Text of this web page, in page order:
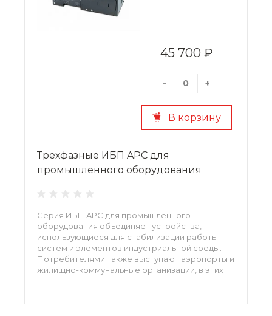
45 700 ₽
- +
В корзину
Трехфазные ИБП APC для
промышленного оборудования
Серия ИБП APC для промышленного
оборудования объединяет устройства,
использующиеся для стабилизации работы
систем и элементов индустриальной среды.
Потребителями также выступают аэропорты и
жилищно-коммунальные организации, в этих